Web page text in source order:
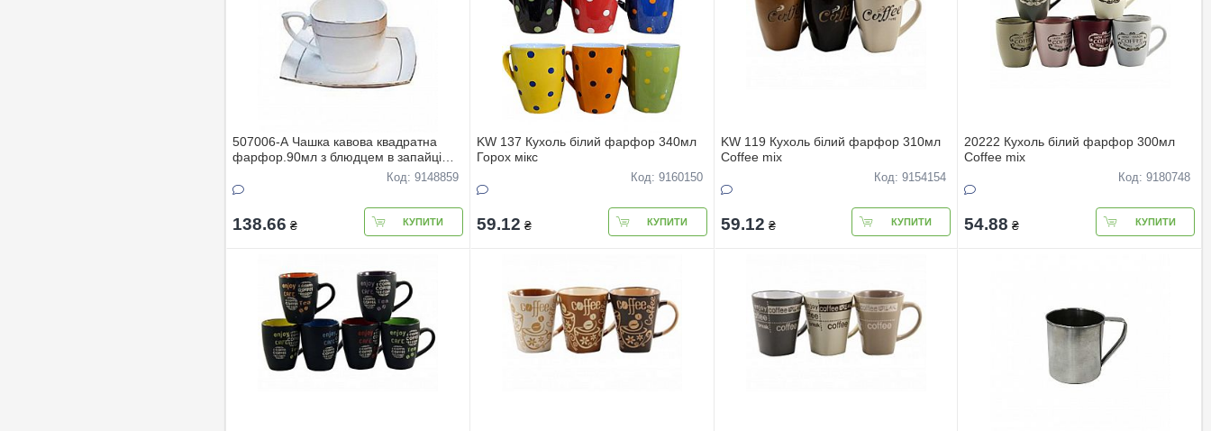
507006-A Чашка кавова квадратна
фарфор.90мл з блюдцем в запайці
Код: 9148859
138.66 ₴ КУПИТИ
KW 137 Кухоль білий фарфор 340мл
Горох мікс
Код: 9160150
59.12 ₴ КУПИТИ
KW 119 Кухоль білий фарфор 310мл
Coffee mix
Код: 9154154
59.12 ₴ КУПИТИ
20222 Кухоль білий фарфор 300мл
Coffee mix
Код: 9180748
54.88 ₴ КУПИТИ